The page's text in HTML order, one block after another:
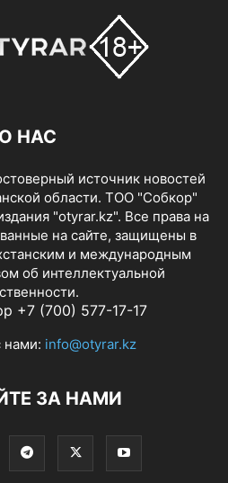
О НАС
источник новостей
области. ТОО "Собкор"
"otyrar.kz". Все права на
на сайте, защищены в
и международным
об интеллектуальной
+7 (700) 577-17-17
нами: info@otyrar.kz
ЗА НАМИ